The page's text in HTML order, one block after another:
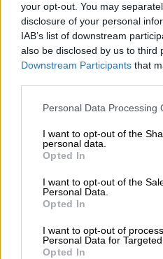
your opt-out. You may
disclosure of your personal
IAB’s list of downstream
also be disclosed by us to third
Downstream Participants that
Please note that this website/
not limited to your visit or
grant or deny consent to
use your data for below
consent section.
Personal Data Processing
I want to opt-out of the
personal data.
Opted In
I want to opt-out of the
Personal Data.
Opted In
I want to opt-out of
Personal Data for Targeted
Opted In
View this post
Κάνοντας μια δωρεά
ίδιοι αλλά και οι
κάρταειδκά για την